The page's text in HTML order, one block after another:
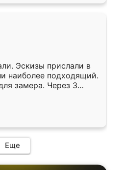
Эскизы прислали в
наиболее подходящий.
замера. Через 3
готова. Остались
Ренессанс
работу!
Еще